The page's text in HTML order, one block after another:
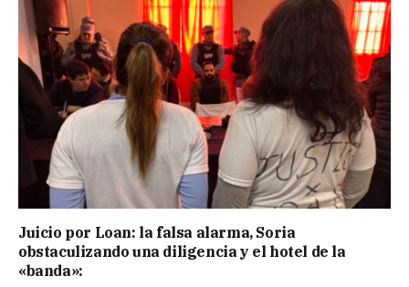
Juicio por Loan: la falsa alarma, Soria
obstaculizando una diligencia y el hotel de la
«banda»: